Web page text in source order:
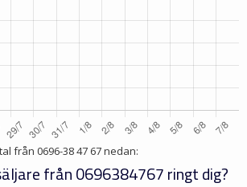
från 0696-38 47 67nedan:
från 0696384767 ringt dig?